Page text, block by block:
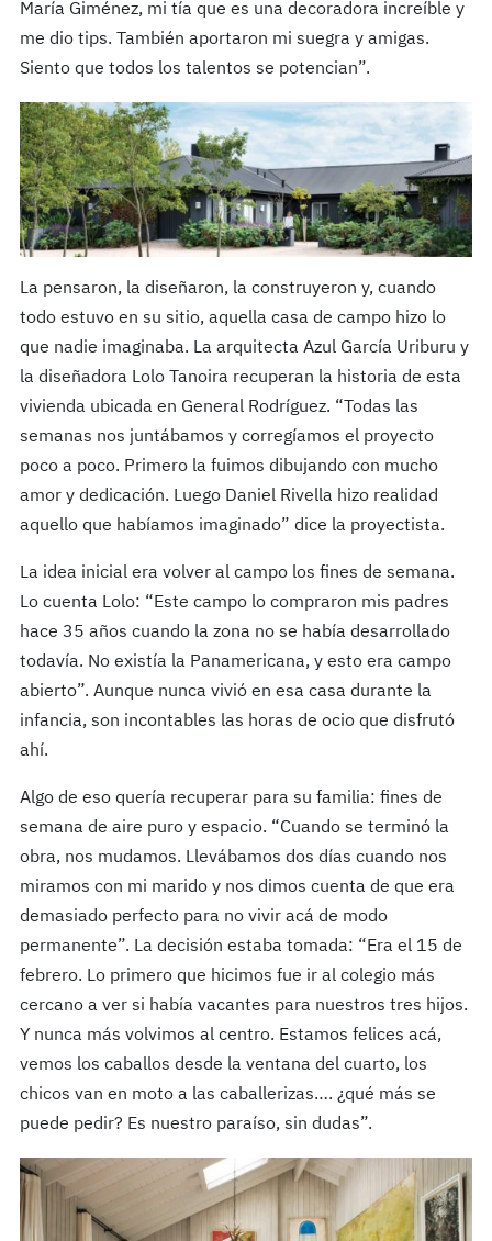
María Giménez, mi tía que es una decoradora increíble y
me dio tips. También aportaron mi suegra y amigas.
Siento que todos los talentos se potencian”.
La pensaron, la diseñaron, la construyeron y, cuando
todo estuvo en su sitio, aquella casa de campo hizo lo
que nadie imaginaba. La arquitecta Azul García Uriburu y
la diseñadora Lolo Tanoira recuperan la historia de esta
vivienda ubicada en General Rodríguez. “Todas las
semanas nos juntábamos y corregíamos el proyecto
poco a poco. Primero la fuimos dibujando con mucho
amor y dedicación. Luego Daniel Rivella hizo realidad
aquello que habíamos imaginado” dice la proyectista.
La idea inicial era volver al campo los fines de semana.
Lo cuenta Lolo: “Este campo lo compraron mis padres
hace 35 años cuando la zona no se había desarrollado
todavía. No existía la Panamericana, y esto era campo
abierto”. Aunque nunca vivió en esa casa durante la
infancia, son incontables las horas de ocio que disfrutó
ahí.
Algo de eso quería recuperar para su familia: fines de
semana de aire puro y espacio. “Cuando se terminó la
obra, nos mudamos. Llevábamos dos días cuando nos
miramos con mi marido y nos dimos cuenta de que era
demasiado perfecto para no vivir acá de modo
permanente”. La decisión estaba tomada: “Era el 15 de
febrero. Lo primero que hicimos fue ir al colegio más
cercano a ver si había vacantes para nuestros tres hijos.
Y nunca más volvimos al centro. Estamos felices acá,
vemos los caballos desde la ventana del cuarto, los
chicos van en moto a las caballerizas…. ¿qué más se
puede pedir? Es nuestro paraíso, sin dudas”.